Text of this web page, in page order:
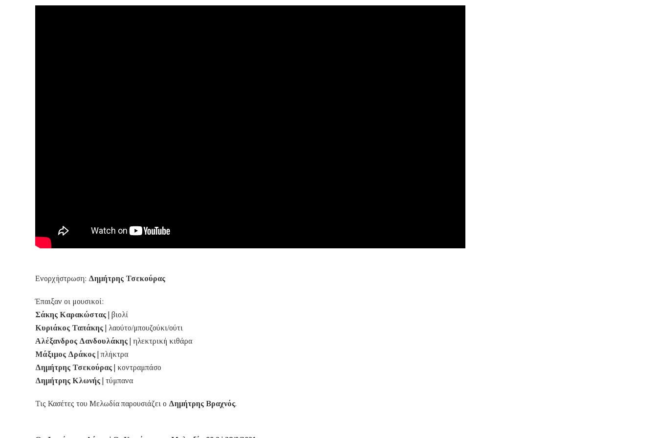
Ενορχήστρωση: Δημήτρης Τσεκούρας
Έπαιξαν οι μουσικοί:
Σάκης Καρακώστας | βιολί
Κυριάκος Ταπάκης
| λαούτο/μπουζούκι/ούτι
Αλέξανδρος Δανδουλάκης
| ηλεκτρική κιθάρα
Μάξιμος Δράκος | πλήκτρα
Δημήτρης Τσεκούρας | κοντραμπάσο
Δημήτρης Κλωνής
| τύμπανα
Τις Κασέτες του Μελωδία παρουσιάζει ο Δημήτρης Βραχνός.